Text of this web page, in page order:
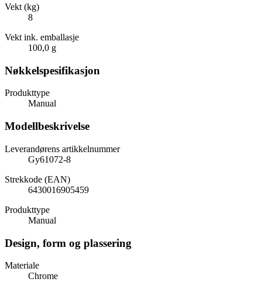
Vekt (kg)
8
Vekt ink. emballasje
100,0 g
Nøkkelspesifikasjon
Produkttype
Manual
Modellbeskrivelse
Leverandørens artikkelnummer
Gy61072-8
Strekkode (EAN)
6430016905459
Produkttype
Manual
Design, form og plassering
Materiale
Chrome